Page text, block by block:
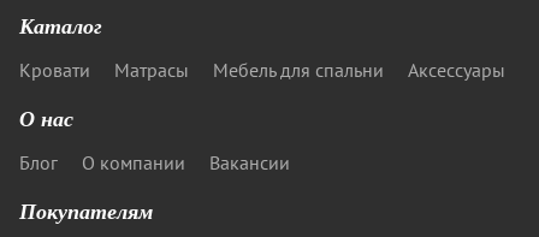
Каталог
Кровати Матрасы Мебель для спальни Аксессуары
О нас
Блог О компании Вакансии
Покупателям